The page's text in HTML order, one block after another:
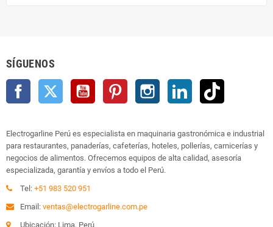
SÍGUENOS
Facebook Twitter YouTube Pinterest Instagram LinkedIn
Electrogarline Perú es especialista en maquinaria gastronómica e industrial
para restaurantes, panaderías, cafeterías, hoteles, pollerías, carnicerías y
negocios de alimentos. Ofrecemos equipos de alta calidad, asesoría
especializada, garantía y envíos a todo el Perú.
Tel: +51 983 520 951
Email: ventas@electrogarline.com.pe
Ubicación: Lima, Perú